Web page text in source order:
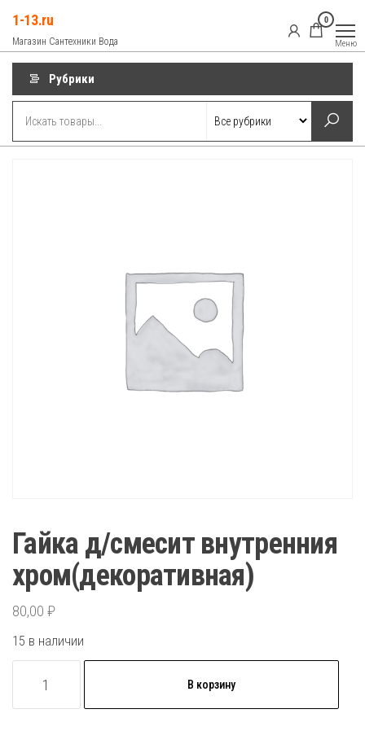
содержимому
1-13.ru
Магазин Сантехники Вода
0
Меню
Рубрики
Гайка д/смесит внутренния
хром(декоративная)
80,00 ₽
15 в наличии
товара
В корзину